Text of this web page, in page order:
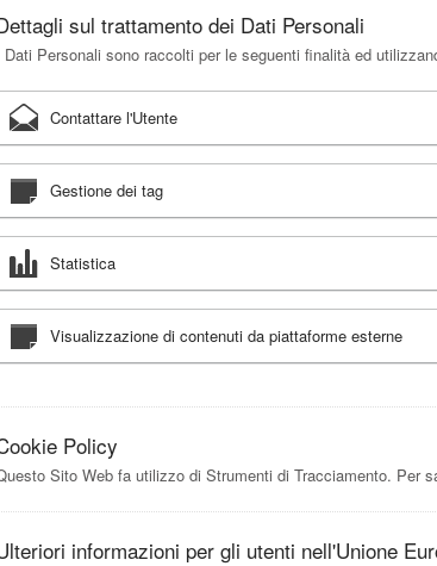
sul trattamento dei Dati Personali
Dati Personali sono raccolti per le seguenti finalità ed
Contattare l'Utente
Gestione dei tag
Statistica
Visualizzazione di contenuti da piattaforme esterne
Policy
Sito Web fa utilizzo di Strumenti di Tracciamento. Per
informazioni per gli utenti nell'Unione